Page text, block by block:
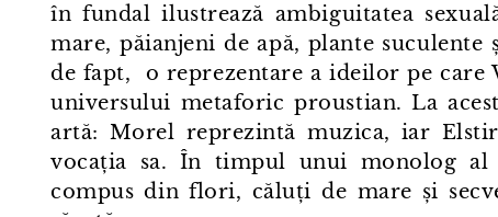
în fundal ilustrează ambiguitatea
mare, păianjeni de apă, plante
de fapt, o reprezentare a ideilor pe care
universului metaforic proustian. La
artă: Morel reprezintă muzica, iar
vocația sa. În timpul unui monolog
compus din flori, căluți de mare și